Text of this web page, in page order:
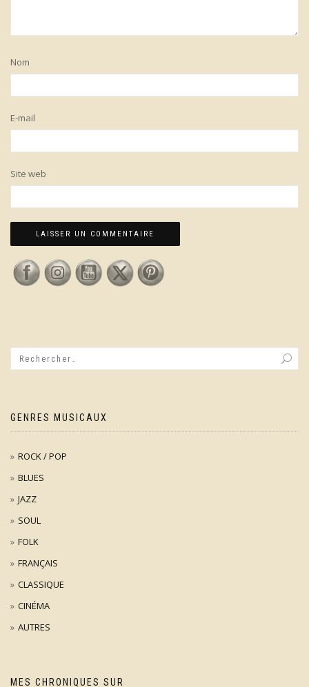
Nom
E-mail
Site web
GENRES MUSICAUX
ROCK / POP
BLUES
JAZZ
SOUL
FOLK
FRANÇAIS
CLASSIQUE
CINÉMA
AUTRES
MES CHRONIQUES SUR